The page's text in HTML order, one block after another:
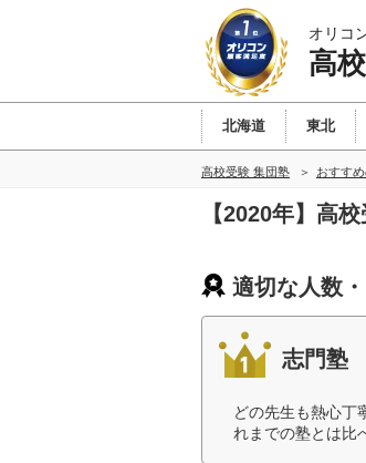
オリコ
高
北海道 東北
高校受験 集団塾 おすす
【2020年】高
適切な人数
志門塾
どの先生も熱心丁
れまでの塾とは比